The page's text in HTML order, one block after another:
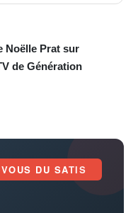
Noëlle Prat sur
de Génération
DU SATIS